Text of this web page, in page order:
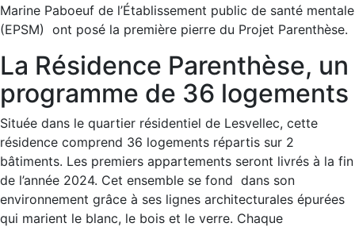
Marine Paboeuf de l’Établissement public de santé mentale
(EPSM) ont posé la première pierre du Projet Parenthèse.
La Résidence Parenthèse, un
programme de 36 logements
Située dans le quartier résidentiel de Lesvellec, cette
résidence comprend 36 logements répartis sur 2
bâtiments. Les premiers appartements seront livrés à la fin
de l’année 2024. Cet ensemble se fond dans son
environnement grâce à ses lignes architecturales épurées
qui marient le blanc, le bois et le verre. Chaque